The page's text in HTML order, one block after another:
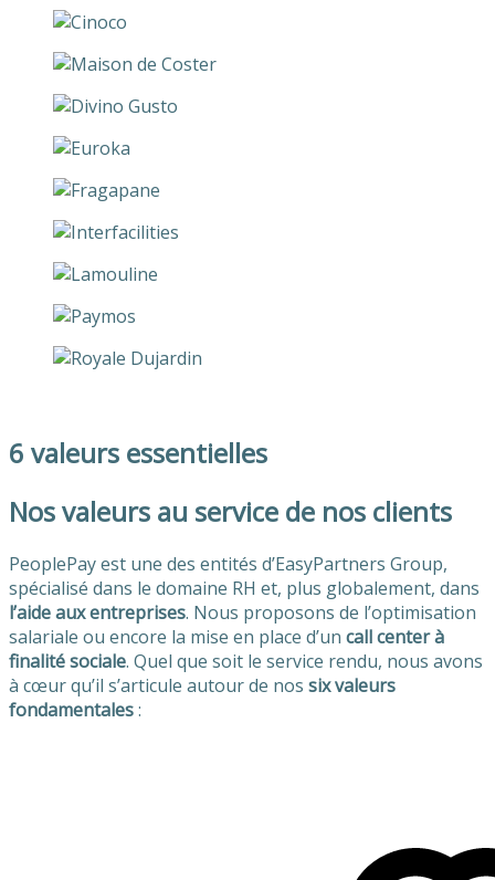
6 valeurs essentielles
Nos valeurs au service de nos clients
PeoplePay est une des entités d’EasyPartners Group,
spécialisé dans le domaine RH et, plus globalement, dans
l’aide aux entreprises. Nous proposons de l’optimisation
salariale ou encore la mise en place d’un call center à
finalité sociale. Quel que soit le service rendu, nous avons
à cœur qu’il s’articule autour de nos six valeurs
fondamentales: